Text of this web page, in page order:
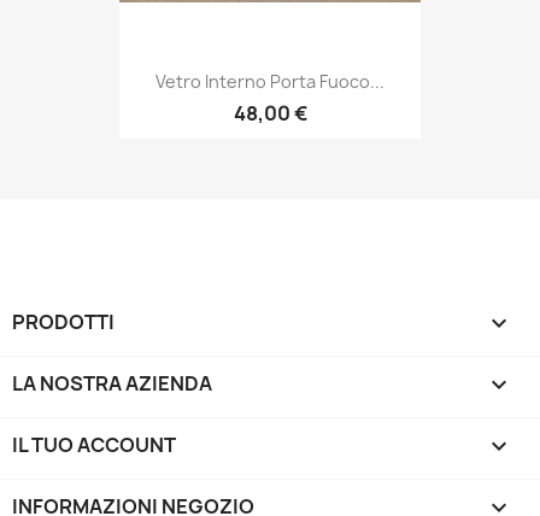
Vetro Interno Porta Fuoco...
48,00 €
PRODOTTI 
LA NOSTRA AZIENDA 
IL TUO ACCOUNT 
INFORMAZIONI NEGOZIO keyboard_arrow_down